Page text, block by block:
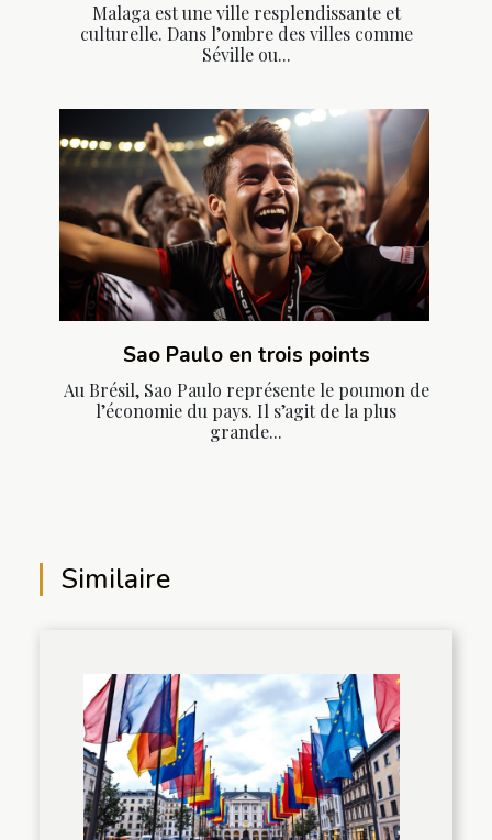
Malaga est une ville resplendissante et
culturelle. Dans l’ombre des villes comme
Séville ou...
Sao Paulo en trois points
Au Brésil, Sao Paulo représente le poumon de
l’économie du pays. Il s’agit de la plus
grande...
Similaire